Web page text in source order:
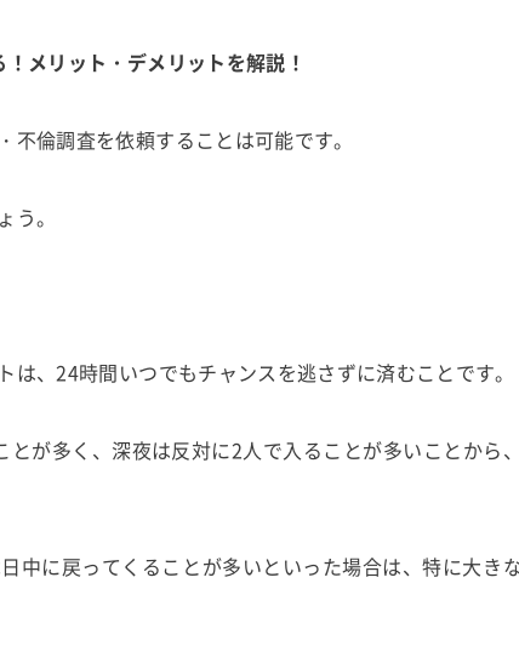
メリット・デメリットを解説！
倫調査を依頼することは可能です。
。
、24時間いつでもチャンスを逃さずに済むことです。
が多く、深夜は反対に2人で入ることが多いことから
中に戻ってくることが多いといった場合は、特に大き